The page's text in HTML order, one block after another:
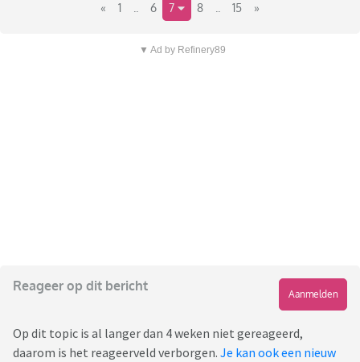
« 1 6 7 8 15 »
▼ Ad by Refinery89
Reageer op dit bericht
Aanmelden
Op dit topic is al langer dan 4 weken niet gereageerd,
daarom is het reageerveld verborgen. Je kan ook een nieuw